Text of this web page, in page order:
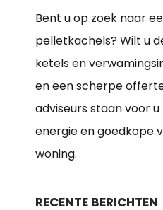
Bent u op zoek naar
pelletkachels? Wilt u
ketels en
en een scherpe
adviseurs staan voor
energie en goedkope
woning.
RECENTE BERICHTEN